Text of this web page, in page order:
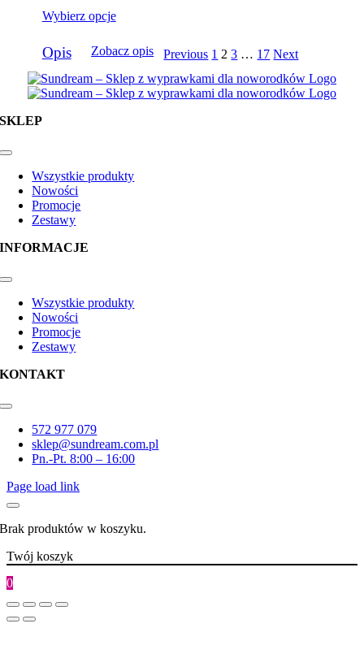
produktu
do
184,00zł
Wybierz opcje
produkt
ma
wiele
wariantów.
Opcje
można
stronie
produktu
Opis Zobacz opis Previous 1 2 3 … 17 Next
SKLEP
Toggle
NavigationWszystkie produkty
Nowości
Promocje
Zestawy
INFORMACJE
Toggle
NavigationWszystkie produkty
Nowości
Promocje
Zestawy
KONTAKT
Toggle
Navigation572 977 079
sklep@sundream.com.pl
Pn.-Pt. 8:00 – 16:00
Page load link
Brak produktów w koszyku.
Twój koszyk
0